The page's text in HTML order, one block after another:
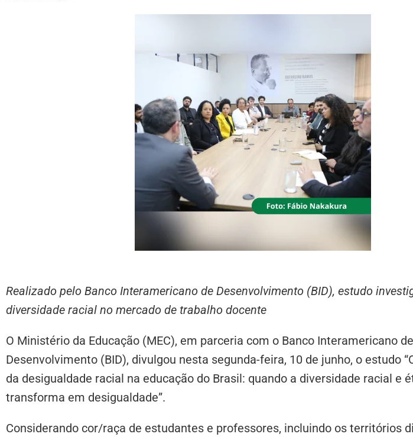
Realizado pelo Banco Interamericano de Desenvolvimento (BID), estudo
diversidade racial no mercado de trabalho docente
O Ministério da Educação (MEC), em parceria com o Banco Interamericano de
Desenvolvimento (BID), divulgou nesta segunda-feira, 10 de junho, o estudo
da desigualdade racial na educação do Brasil: quando a diversidade racial e
transforma em desigualdade”.
Considerando cor/raça de estudantes e professores, incluindo os territórios